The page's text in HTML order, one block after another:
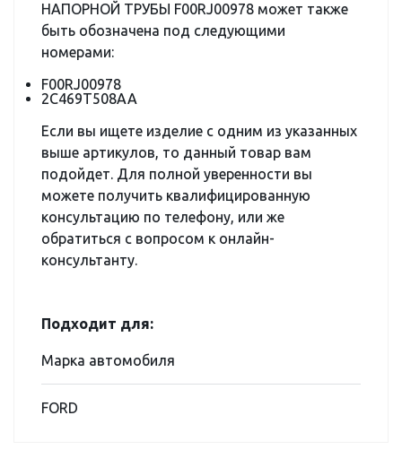
НАПОРНОЙ ТРУБЫ F00RJ00978 может также
быть обозначена под следующими
номерами:
F00RJ00978
2C469T508AA
Если вы ищете изделие с одним из указанных
выше артикулов, то данный товар вам
подойдет. Для полной уверенности вы
можете получить квалифицированную
консультацию по телефону, или же
обратиться с вопросом к онлайн-
консультанту.
Подходит для:
Марка автомобиля
FORD